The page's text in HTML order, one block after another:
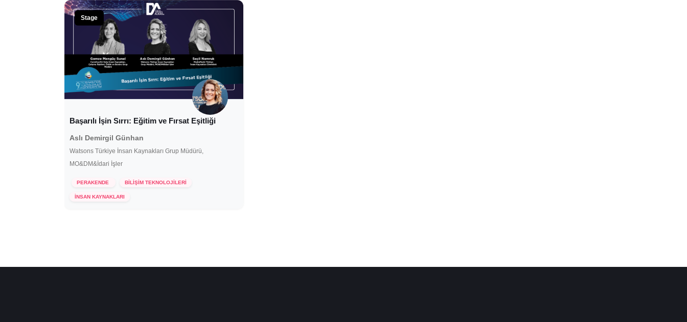
Stage
Başarılı İşin Sırrı: Eğitim ve Fırsat Eşitliği
Aslı Demirgil Günhan
Watsons Türkiye İnsan Kaynakları Grup Müdürü,
MO&DM&İdari İşler
PERAKENDE BİLİŞİM TEKNOLOJİLERİ
İNSAN KAYNAKLARI